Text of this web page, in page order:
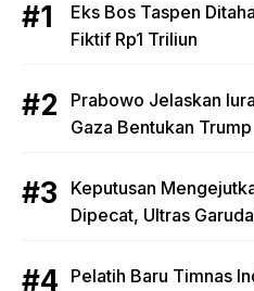
Eks Bos Taspen
Fiktif Rp1 Triliun
Prabowo Jelaskan
Gaza Bentukan Trump
Keputusan
Dipecat, Ultras
Pelatih Baru Timnas